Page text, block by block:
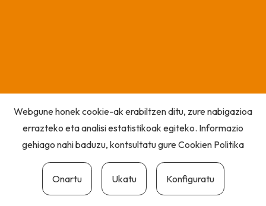
Webgune honek cookie-ak erabiltzen ditu, zure nabigazioa
errazteko eta analisi estatistikoak egiteko. Informazio
gehiago nahi baduzu, kontsultatu gureCookien Politika
Onartu Ukatu Konfiguratu